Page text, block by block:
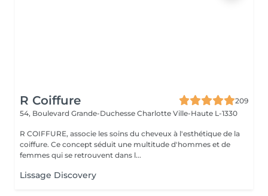
R Coiffure
209
54, Boulevard Grande-Duchesse Charlotte Ville-Haute L-1330
R COIFFURE, associe les soins du cheveux à l'esthétique de la
coiffure. Ce concept séduit une multitude d'hommes et de
femmes qui se retrouvent dans l...
Lissage Discovery